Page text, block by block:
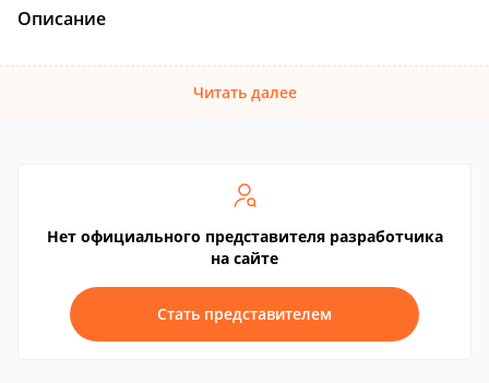
Описание
Читать далее
Нет официального представителя разработчика
на сайте
Стать представителем